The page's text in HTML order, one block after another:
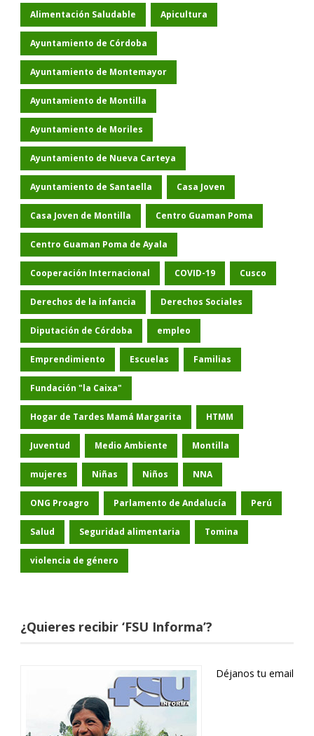
Alimentación Saludable Apicultura
Ayuntamiento de Córdoba
Ayuntamiento de Montemayor
Ayuntamiento de Montilla
Ayuntamiento de Moriles
Ayuntamiento de Nueva Carteya
Ayuntamiento de Santaella Casa Joven
Casa Joven de Montilla Centro Guaman Poma
Centro Guaman Poma de Ayala
Cooperación Internacional COVID-19 Cusco
Derechos de la infancia Derechos Sociales
Diputación de Córdoba empleo
Emprendimiento Escuelas Familias
Fundación "la Caixa"
Hogar de Tardes Mamá Margarita HTMM
Juventud Medio Ambiente Montilla
mujeres Niñas Niños NNA
ONG Proagro Parlamento de Andalucía Perú
Salud Seguridad alimentaria Tomina
violencia de género
¿Quieres recibir ‘FSU Informa’?
Déjanos tu email